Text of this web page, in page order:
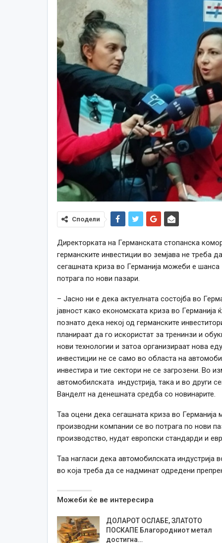
Сподели
Директорката на Германската стопанска
германските инвестиции во земјава не треба
сегашната криза во Германија можеби е
потрага по нови пазари.
– Јасно ни е дека актуелната состојба во
јавност како економската криза во
познато дека некој од германските
планираат да го искористат за тренинзи и
нови технологии и затоа организираат нова
инвестиции не се само во областа на
инвестира и тие сектори не се загрозени. Во
автомобилската индустрија, така и во други
Ванделт на денешната средба со новинарите.
Таа оцени дека сегашната криза во
производни компании се во потрага по нови
производство, нудат европски стандарди и
Таа нагласи дека автомобилската индустрија
во која треба да се надминат одредени
Можеби ќе ве интересира
ДОЛАРОТ ОСЛАБЕ, ЗЛАТОТО
ПОСКАПЕ Благородниот метал
достигна…